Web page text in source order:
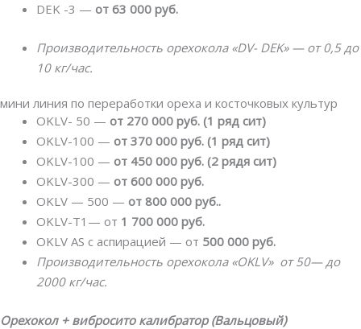
DEK -3 — от 63 000 руб.
Производительность орехокола «DV- DEK» — от 0,5 до
10 кг/час.
мини линия по переработки ореха и косточковых культур
OKLV- 50 — от 270 000 руб. (1 ряд сит)
OKLV-100 — от 370 000 руб. (1 ряд сит)
OKLV-100 — от 450 000 руб. (2 рядя сит)
OKLV-300 — от 600 000 руб.
OKLV — 500 — от 800 000 руб..
OKLV-T1— от 1 700 000 руб.
OKLV AS с аспирацией — от 500 000 руб.
Производительность орехокола «OKLV» от 50— до
2000 кг/час.
Орехокол + вибросито калибратор (Вальцовый)